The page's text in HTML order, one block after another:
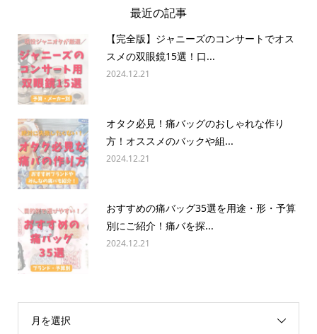
最近の記事
【完全版】ジャニーズのコンサートでオス
スメの双眼鏡15選！口...
2024.12.21
オタク必見！痛バッグのおしゃれな作り
方！オススメのバックや組...
2024.12.21
おすすめの痛バッグ35選を用途・形・予算
別にご紹介！痛バを探...
2024.12.21
月を選択